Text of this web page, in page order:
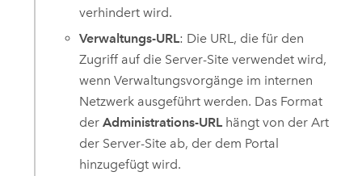
verhindert wird.
Verwaltungs-URL: Die URL, die für den
Zugriff auf die Server-Site verwendet wird,
wenn Verwaltungsvorgänge im internen
Netzwerk ausgeführt werden. Das Format
derAdministrations-URL hängt von der Art
der Server-Site ab, der dem Portal
hinzugefügt wird.